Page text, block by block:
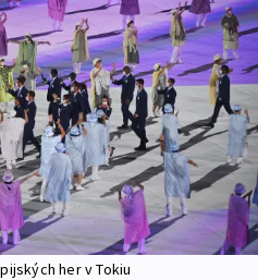
her v Tokiu